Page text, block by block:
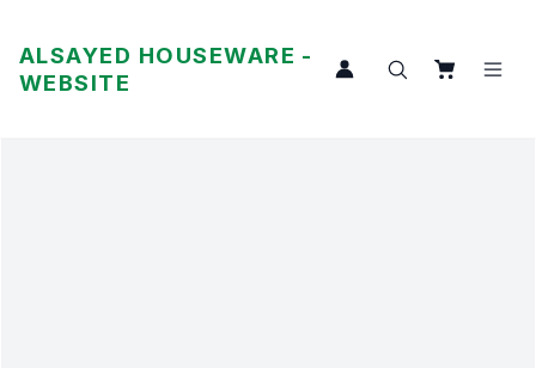
ALSAYED HOUSEWARE -
WEBSITE